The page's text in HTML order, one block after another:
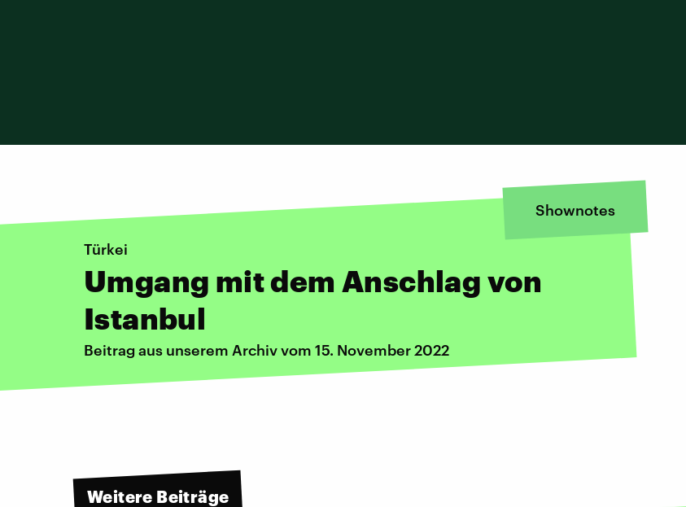
Shownotes
Türkei
Umgang mit dem Anschlag von
Istanbul
Beitrag aus unserem Archiv vom 15. November 2022
Weitere Beiträge